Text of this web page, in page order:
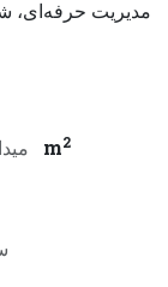
مدیریت حرفه‌ای،
35.00 m2